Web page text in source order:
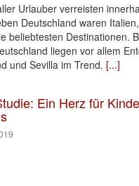
Urlauber verreisten
Deutschland waren
beliebtesten Destinationen.
liegen vor allem
und Sevilla im Trend. [...]
Ein Herz für